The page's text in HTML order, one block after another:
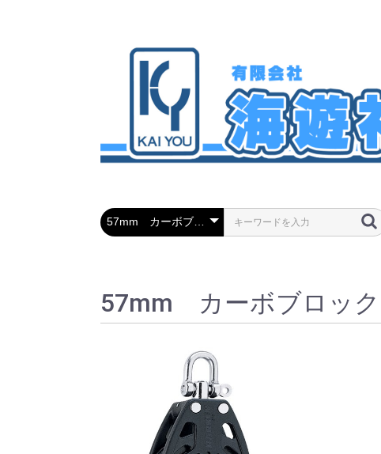
57mm カーボブロック